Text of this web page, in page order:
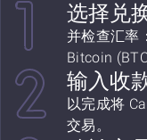
选择兑
并检查汇率
Bitcoin
输入收
以完成将
交易。